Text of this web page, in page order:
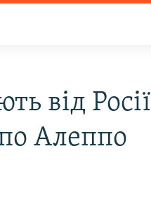
від Росії
Алеппо